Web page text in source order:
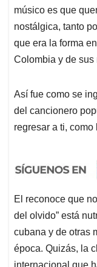
músico es que
nostálgica, tanto
que era la forma
Colombia y de sus
Así fue como se
del cancionero
regresar a ti, como
El reconoce que
del olvido” está
cubana y de otras
época. Quizás, la